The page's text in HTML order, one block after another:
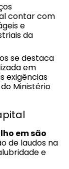
contar com
e
da
se destaca
em
exigências
Ministério
em são
de laudos na
e